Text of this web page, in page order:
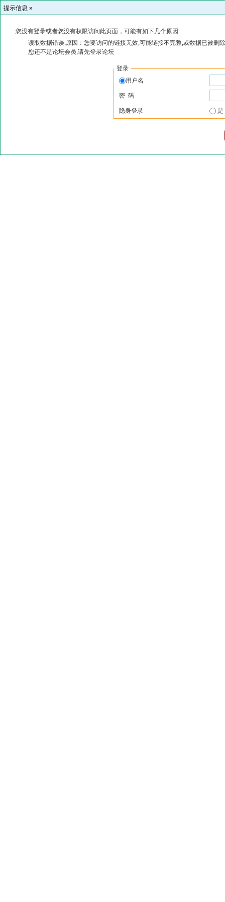
提示信息 »
您没有登录或者您没有权限访问此页面，可能有如下几个原因:
读取数据错误,原因：您要访问的链接无效,可能链接不完整,或数据已被删
您还不是论坛会员,请先登录论坛
登录
用户名
密 码
隐身登录